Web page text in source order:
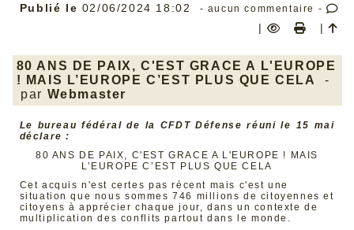
Publié le 02/06/2024 18:02 - aucun commentaire -
| |
80 ANS DE PAIX, C'EST GRACE A L'EUROPE
! MAIS L’EUROPE C’EST PLUS QUE CELA
-
par Webmaster
Le bureau fédéral de la CFDT Défense réuni le 15 mai
déclare :
80 ANS DE PAIX, C'EST GRACE A L'EUROPE ! MAIS
L’EUROPE C’EST PLUS QUE CELA
Cet acquis n'est certes pas récent mais c'est une
situation que nous sommes 746 millions de citoyennes et
citoyens à apprécier chaque jour, dans un contexte de
multiplication des conflits partout dans le monde.